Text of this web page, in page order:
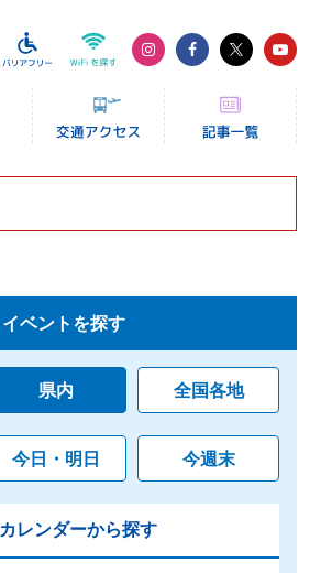
イベントを探す
県内 全国各地
今日・明日 今週末
カレンダーから探す